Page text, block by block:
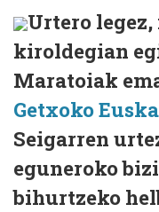
Urtero
kiroldegian
Maratoiak
Getxoko
Seigarren
eguneroko
bihurtzeko